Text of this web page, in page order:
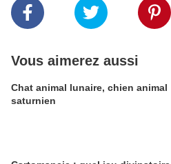
Vous aimerez aussi
Chat animal lunaire, chien animal
saturnien